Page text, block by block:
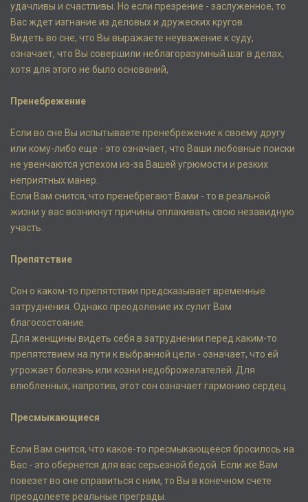
удачливы и счастливы. Но если презрение - заслуженное, то
Вас ждет изгнание из деловых и дружеских кругов.
Видеть во сне, что Вы выражаете неуважение к суду,
означает, что Вы совершили неблагоразумный шаг в делах,
хотя для этого не было оснований,
Пренебрежение
Если во сне Вы испытываете пренебрежение к своему другу
или кому-либо еще - это означает, что Ваши любовные поиски
не увенчаются успехом из-за Вашей угрюмости и резких
неприятных манер.
Если Вам снится, что пренебрегают Вами - то в реальной
жизни у вас возникнут причины оплакивать свою незавидную
участь.
Препятствие
Сон о каком-то препятствии предсказывает временные
затруднения. Однако преодоление их сулит Вам
благосостояние.
Для женщины видеть себя в затруднении перед каким-то
препятствием на пути к выбранной цели - означает, что ей
угрожает болезнь или козни недоброжелателей. Для
влюбленных, напротив, этот сон означает гармонию сердец.
Пресмыкающиеся
Если Вам снится, что какое-то пресмыкающееся бросилось на
Вас - это обернется для вас серьезной бедой. Если же Вам
повезет во сне справиться с ним, то Вы в конечном счете
преодолеете реальные преграды.